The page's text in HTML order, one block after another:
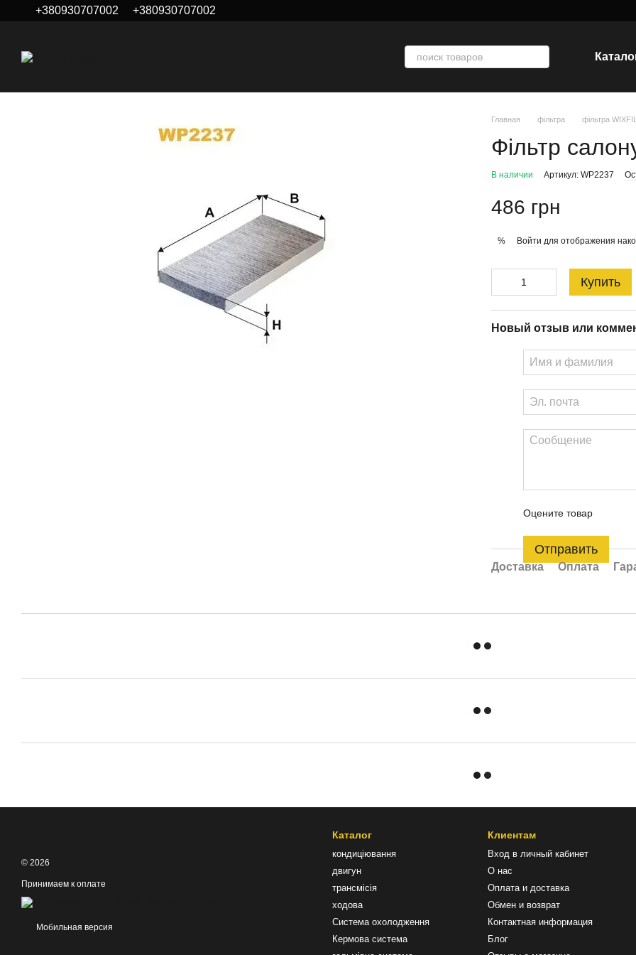
Перейти к основному контенту
+380930707002 +380930707002
Главная фільтра фільтра
Фільтр
В наличии Артикул: WP2237
486 грн
% Войти для отображения
Купить
Новый отзыв или
Оцените товар
Отправить
Доставка Оплата
© 2026
Принимаем к оплате
Мобильная версия
Каталог
кондиціювання
двигун
трансмісія
ходова
Система охолодження
Кермова система
Клиентам
Вход в личный кабинет
О нас
Оплата и доставка
Обмен и возврат
Контактная информация
Блог